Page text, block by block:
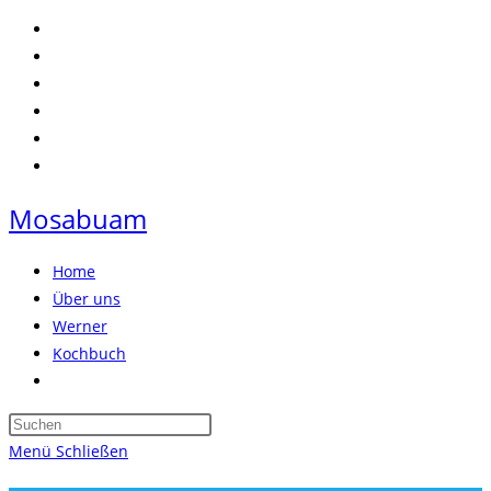
Zum
Inhalt
springen
Mosabuam
Home
Über uns
Werner
Kochbuch
umschalten
Press
Menü Schließen